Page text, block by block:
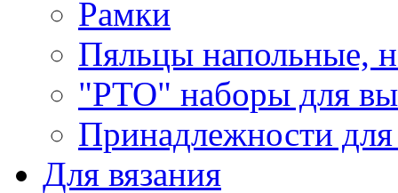
Рамки
Пяльцы напольные,
"РТО" наборы для
Принадлежности
Для вязания